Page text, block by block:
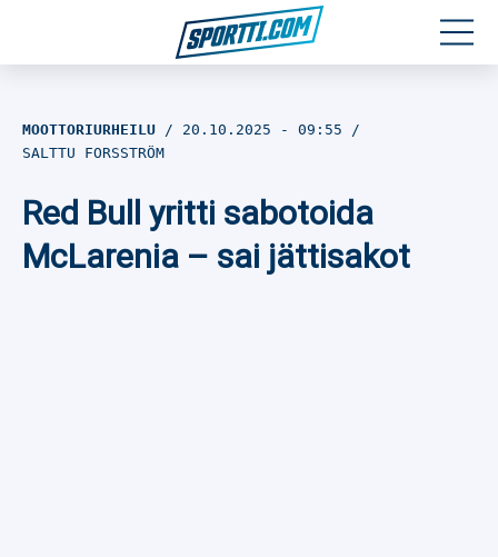
Jalkapallo
MOOTTORIURHEILU 20.10.2025 - 09:55
SALTTU FORSSTRÖM
Red Bull yritti sabotoida
McLarenia – sai jättisakot